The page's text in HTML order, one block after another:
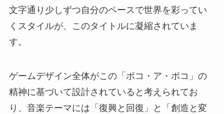
文字通り少しずつ自分のペースで世界を彩ってい
くスタイルが、このタイトルに凝縮されていま
す。
ゲームデザイン全体がこの「ポコ・ア・ポコ」の
精神に基づいて設計されていると考えられてお
り、音楽テーマには「復興と回復」と「創造と変